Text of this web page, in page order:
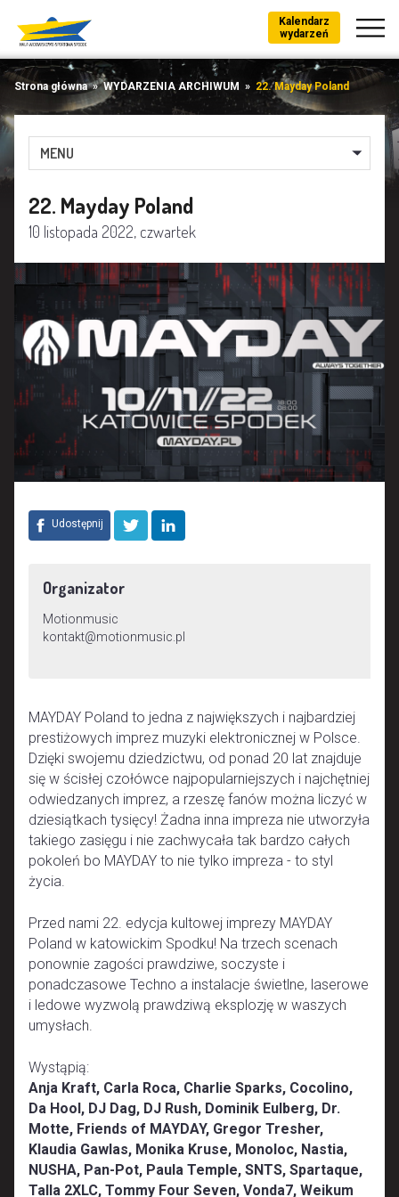
Kalendarz
wydarzeń
Strona główna»WYDARZENIA ARCHIWUM » 22. Mayday Poland
MENU
22. Mayday Poland
10 listopada 2022, czwartek
Udostępnij
Organizator
Motionmusic
kontakt@motionmusic.pl
MAYDAY Poland to jedna z największych i najbardziej
prestiżowych imprez muzyki elektronicznej w Polsce.
Dzięki swojemu dziedzictwu, od ponad 20 lat znajduje
się w ścisłej czołówce najpopularniejszych i najchętniej
odwiedzanych imprez, a rzeszę fanów można liczyć w
dziesiątkach tysięcy! Żadna inna impreza nie utworzyła
takiego zasięgu i nie zachwycała tak bardzo całych
pokoleń bo MAYDAY to nie tylko impreza - to styl
życia.
Przed nami 22. edycja kultowej imprezy MAYDAY
Poland w katowickim Spodku! Na trzech scenach
ponownie zagości prawdziwe, soczyste i
ponadczasowe Techno a instalacje świetlne, laserowe
i ledowe wyzwolą prawdziwą eksplozję w waszych
umysłach.
Wystąpią:
Anja Kraft, Carla Roca, Charlie Sparks, Cocolino,
Da Hool, DJ Dag, DJ Rush, Dominik Eulberg, Dr.
Motte, Friends of MAYDAY, Gregor Tresher,
Klaudia Gawlas, Monika Kruse, Monoloc, Nastia,
NUSHA, Pan-Pot, Paula Temple, SNTS, Spartaque,
Talla 2XLC, Tommy Four Seven, Vonda7, Weikum